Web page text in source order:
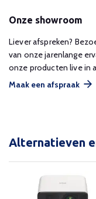
Onze showroom
Liever afspreken?
van onze jarenlange
onze producten live in
Maak een afspraak
Alternatieven